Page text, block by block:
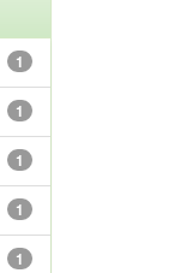
1
1
1
1
1